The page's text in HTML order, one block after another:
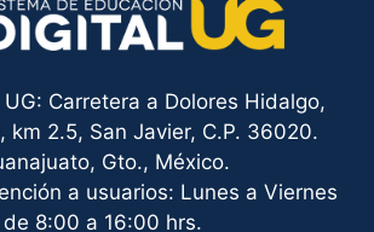
Carretera a Dolores Hidalgo,
km 2.5, San Javier, C.P. 36020.
Gto., México.
a usuarios: Lunes a Viernes
de 8:00 a 16:00 hrs.